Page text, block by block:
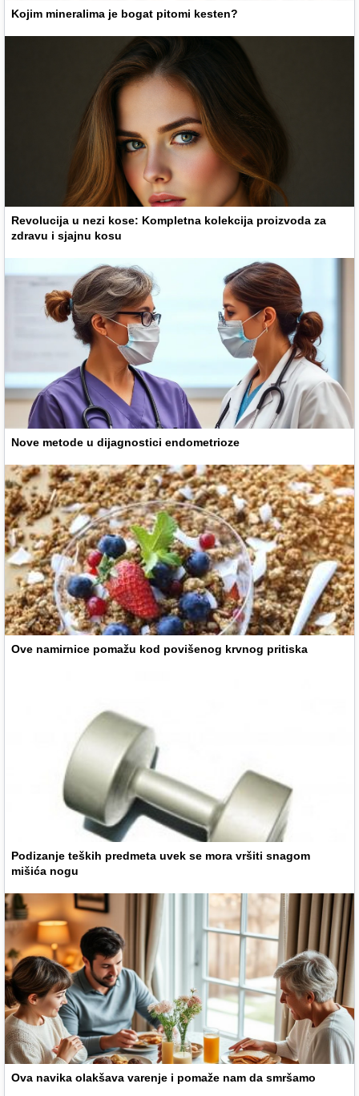
Kojim mineralima je bogat pitomi kesten?
Revolucija u nezi kose: Kompletna kolekcija proizvoda za
zdravu i sjajnu kosu
Nove metode u dijagnostici endometrioze
Ove namirnice pomažu kod povišenog krvnog pritiska
Podizanje teških predmeta uvek se mora vršiti snagom
mišića nogu
Ova navika olakšava varenje i pomaže nam da smršamo